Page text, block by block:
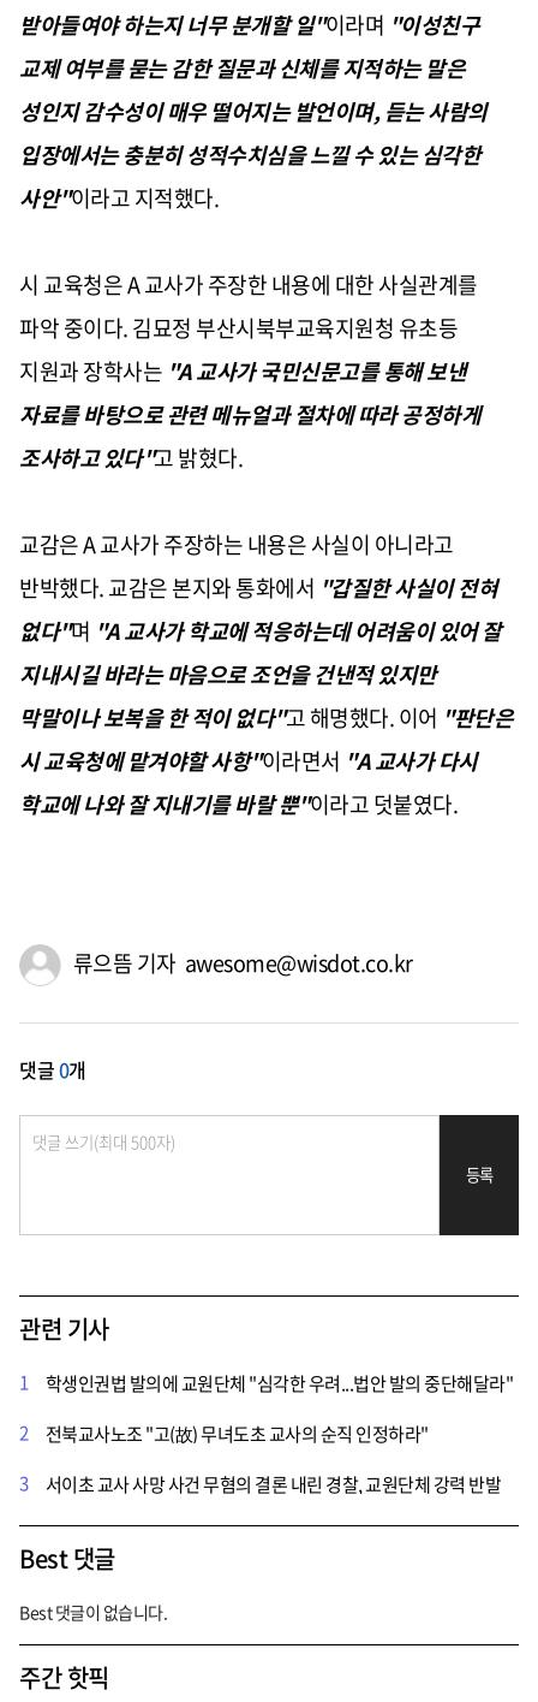
받아들여야 하는지 너무 분개할 일"이라며 "이성친구
교제 여부를 묻는 감한 질문과 신체를 지적하는 말은
성인지 감수성이 매우 떨어지는 발언이며, 듣는 사람의
입장에서는 충분히 성적수치심을 느낄 수 있는 심각한
사안"이라고 지적했다.
시 교육청은 A 교사가 주장한 내용에 대한 사실관계를
파악 중이다. 김묘정 부산시북부교육지원청 유초등
지원과 장학사는 "A 교사가 국민신문고를 통해 보낸
자료를 바탕으로 관련 메뉴얼과 절차에 따라 공정하게
조사하고 있다"고 밝혔다.
교감은 A 교사가 주장하는 내용은 사실이 아니라고
반박했다. 교감은 본지와 통화에서 "갑질한 사실이 전혀
없다"며 "A 교사가 학교에 적응하는데 어려움이 있어 잘
지내시길 바라는 마음으로 조언을 건낸적 있지만
막말이나 보복을 한 적이 없다"고 해명했다. 이어 "판단은
시 교육청에 맡겨야할 사항"이라면서 "A 교사가 다시
학교에 나와 잘 지내기를 바랄 뿐"이라고 덧붙였다.
류으뜸 기자 awesome@wisdot.co.kr
댓글0개
등록
관련 기사
1
학생인권법 발의에 교원단체 "심각한 우려...법안 발의 중단해달라"
2
전북교사노조 "고(故) 무녀도초 교사의 순직 인정하라"
3
서이초 교사 사망 사건 무혐의 결론 내린 경찰, 교원단체 강력 반발
Best 댓글
Best 댓글이 없습니다.
주간 핫픽